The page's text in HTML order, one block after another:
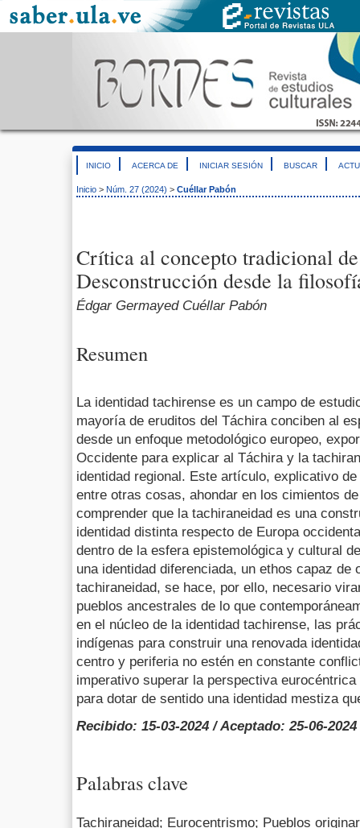
INICIO ACERCA DE INICIAR SESIÓN BUSCAR
Inicio > Núm. 27 (2024) > Cuéllar Pabón
Crítica al concepto tradicional
Desconstrucción desde la
Édgar Germayed Cuéllar Pabón
Resumen
La identidad tachirense es un campo de
mayoría de eruditos del Táchira conciben al
desde un enfoque metodológico europeo,
Occidente para explicar al Táchira y la
identidad regional. Este artículo, explicativo
entre otras cosas, ahondar en los cimientos
comprender que la tachiraneidad es una
identidad distinta respecto de Europa
dentro de la esfera epistemológica y cultural
una identidad diferenciada, un ethos capaz de
tachiraneidad, se hace, por ello, necesario
pueblos ancestrales de lo que
en el núcleo de la identidad tachirense, las
indígenas para construir una renovada
centro y periferia no estén en constante
imperativo superar la perspectiva
para dotar de sentido una identidad mestiza
Recibido: 15-03-2024 / Aceptado: 25-06-2024
Palabras clave
Tachiraneidad; Eurocentrismo; Pueblos